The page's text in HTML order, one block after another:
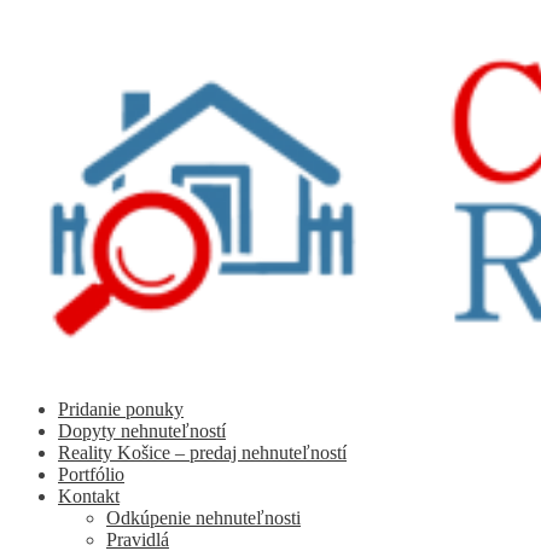
Pridanie ponuky
Dopyty nehnuteľností
Reality Košice – predaj nehnuteľností
Portfólio
Kontakt
Odkúpenie nehnuteľnosti
Pravidlá